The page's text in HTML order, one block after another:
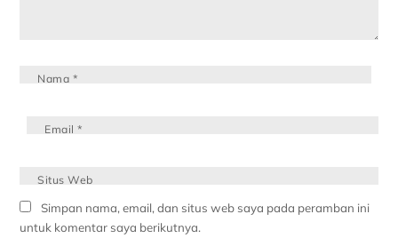
Nama *
Email*
Situs Web
Simpan nama, email, dan situs web saya pada peramban ini
untuk komentar saya berikutnya.